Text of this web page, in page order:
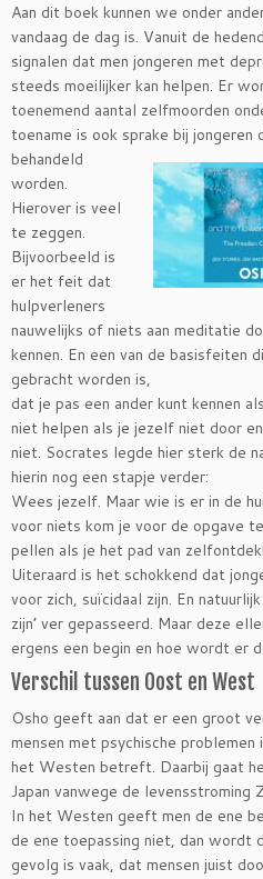
Aan dit boek kunnen we onder
vandaag de dag is. Vanuit de
signalen dat men jongeren met
steeds moeilijker kan helpen. Er
toenemend aantal zelfmoorden
toename is ook sprake bij
behandeld
worden.
Hierover is veel
te zeggen.
Bijvoorbeeld is
er het feit dat
hulpverleners
nauwelijks of niets aan meditatie
kennen. En een van de basisfeiten
gebracht worden is,
dat je pas een ander kunt kennen
niet helpen als je jezelf niet door
niet. Socrates legde hier sterk de
hierin nog een stapje verder:
Wees jezelf. Maar wie is er in de
voor niets kom je voor de opgave
pellen als je het pad van
Uiteraard is het schokkend dat
voor zich, suïcidaal zijn. En
zijn’ ver gepasseerd. Maar deze
ergens een begin en hoe wordt er
Verschil tussen Oost en West
Osho geeft aan dat er een groot
mensen met psychische
het Westen betreft. Daarbij gaat
Japan vanwege de levensstroming
In het Westen geeft men de ene
de ene toepassing niet, dan wordt
gevolg is vaak, dat mensen juist